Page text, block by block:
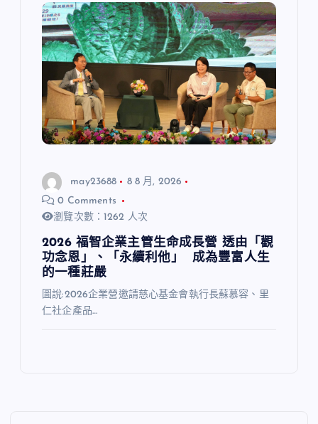
may23688
8 8 月, 2026
0 Comments
瀏覽次數：1262 人次
2026 福智企業主管生命成長營 透由「觀
功念恩」、「永續利他」 成為豐富人生
的一種莊嚴
圖說:2026企業營邀請慈心基金會執行長蘇慕容、里
仁社企產品…